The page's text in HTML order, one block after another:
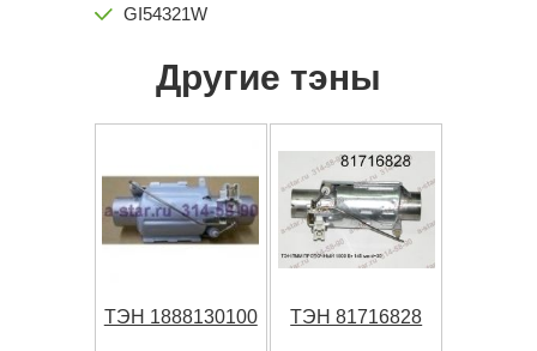
GI54321W
Другие тэны
ТЭН 1888130100 ТЭН 81716828